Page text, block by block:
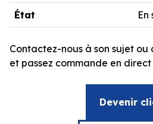
État En
Contactez-nous à son sujet
et passez commande en
Devenir